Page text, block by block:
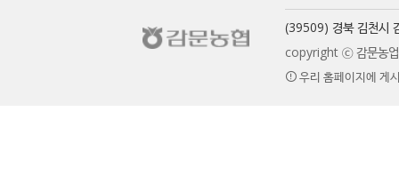
(39509) 경북 김천시
copyright ⓒ 감문농업
우리 홈페이지에 게